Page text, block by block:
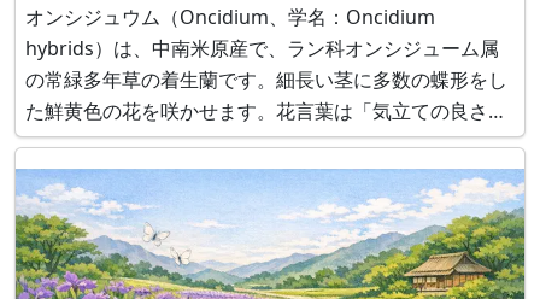
オンシジュウム（Oncidium、学名：Oncidium
hybrids）は、中南米原産で、ラン科オンシジューム属
の常緑多年草の着生蘭です。細長い茎に多数の蝶形をし
た鮮黄色の花を咲かせます。花言葉は「気立ての良さ」
です。 スミレ（学名：Viola mandshurica）は、日本他
原産で、スミレ科スミレ属の多年草の野草です。白花の
花言